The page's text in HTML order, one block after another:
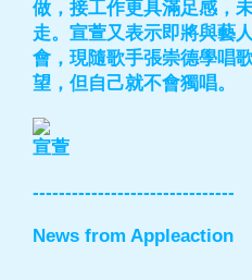
做，接工作更具滿足感，
走。宣萱又表示即將與藝
會，現隨歌手張崇德學唱
望，但自己就不會獨唱。
宣萱
-------------------------------
News from Appleaction